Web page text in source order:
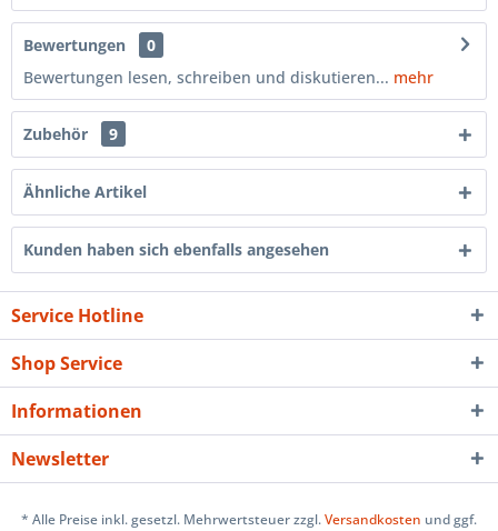
Bewertungen
0
Bewertungen lesen, schreiben und diskutieren... mehr
Zubehör 9
Ähnliche Artikel
Kunden haben sich ebenfalls angesehen
Service Hotline
Shop Service
Informationen
Newsletter
* Alle Preise inkl. gesetzl. Mehrwertsteuer zzgl.Versandkosten und ggf.